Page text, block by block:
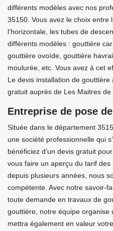
différents modèles avec nos
35150. Vous avez le choix entre
l’horizontale, les tubes de
différents modèles : gouttière
gouttière ovoïde, gouttière
moulurée, etc. Vous avez à cet
Le devis installation de
gratuit auprès de Les Maitres de
Entreprise de pose
Située dans le département
une société professionnelle qui
bénéficiez d’un devis gratuit
vous faire un aperçu du tarif
depuis plusieurs années, nous
compétente. Avec notre savoir-
toute demande en travaux de
gouttière, notre équipe organise
mettra également en valeur